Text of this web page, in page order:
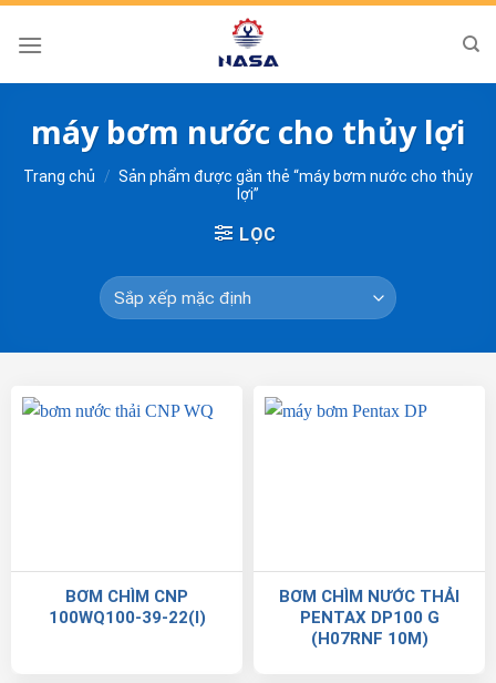
Skip
máy bơm nước cho thủy lợi
Trang chủ / Sản phẩm được gắn thẻ “máy bơm nước cho thủy
lợi”
LỌC
BƠM CHÌM CNP
100WQ100-39-22(I)
BƠM CHÌM NƯỚC THẢI
PENTAX DP100 G
(H07RNF 10M)